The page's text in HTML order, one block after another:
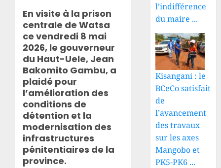
En visite à la prison
centrale de Watsa
ce vendredi 8 mai
2026, le gouverneur
du Haut-Uele, Jean
Bakomito Gambu, a
plaidé pour
l’amélioration des
conditions de
détention et la
modernisation des
infrastructures
pénitentiaires de la
province.
l’indifférence
du maire ...
Kisangani : le
BCeCo satisfait
de
l’avancement
des travaux
sur les axes
Mangobo et
PK5-PK6 ...